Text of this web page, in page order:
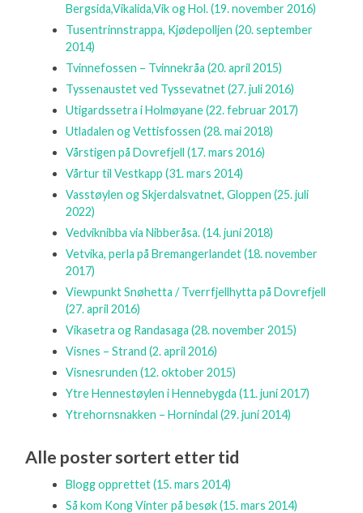
Bergsida,Vikalida,Vik og Hol.(19. november 2016)
Tusentrinnstrappa, Kjødepolljen(20. september
2014)
Tvinnefossen – Tvinnekråa(20. april 2015)
Tyssenaustet ved Tyssevatnet(27. juli 2016)
Utigardssetra i Holmøyane(22. februar 2017)
Utladalen og Vettisfossen(28. mai 2018)
Vårstigen på Dovrefjell(17. mars 2016)
Vårtur til Vestkapp(31. mars 2014)
Vasstøylen og Skjerdalsvatnet, Gloppen(25. juli
2022)
Vedviknibba via Nibberåsa.(14. juni 2018)
Vetvika, perla på Bremangerlandet(18. november
2017)
Viewpunkt Snøhetta / Tverrfjellhytta på Dovrefjell
(27. april 2016)
Vikasetra og Randasaga(28. november 2015)
Visnes – Strand(2. april 2016)
Visnesrunden(12. oktober 2015)
Ytre Hennestøylen i Hennebygda(11. juni 2017)
Ytrehornsnakken – Hornindal(29. juni 2014)
Alle poster sortert etter tid
Blogg opprettet(15. mars 2014)
Så kom Kong Vinter på besøk(15. mars 2014)